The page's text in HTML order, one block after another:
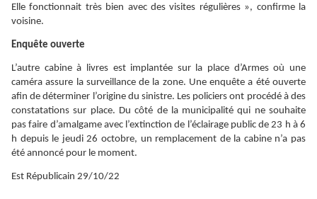
Elle fonctionnait très bien avec des visites régulières », confirme la
voisine.
Enquête ouverte
L’autre cabine à livres est implantée sur la place d’Armes où une
caméra assure la surveillance de la zone. Une enquête a été ouverte
afin de déterminer l’origine du sinistre. Les policiers ont procédé à des
constatations sur place. Du côté de la municipalité qui ne souhaite
pas faire d’amalgame avec l’extinction de l’éclairage public de 23 h à 6
h depuis le jeudi 26 octobre, un remplacement de la cabine n’a pas
été annoncé pour le moment.
Est Républicain 29/10/22